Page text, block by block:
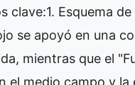
clave: ​1. Esquema
se apoyó en una
mientras que el
el medio campo y